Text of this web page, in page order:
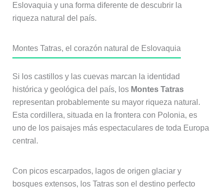
Eslovaquia y una forma diferente de descubrir la
riqueza natural del país.
Montes Tatras, el corazón natural de Eslovaquia
Si los castillos y las cuevas marcan la identidad
histórica y geológica del país, los Montes Tatras
representan probablemente su mayor riqueza natural.
Esta cordillera, situada en la frontera con Polonia, es
uno de los paisajes más espectaculares de toda Europa
central.
Con picos escarpados, lagos de origen glaciar y
bosques extensos, los Tatras son el destino perfecto